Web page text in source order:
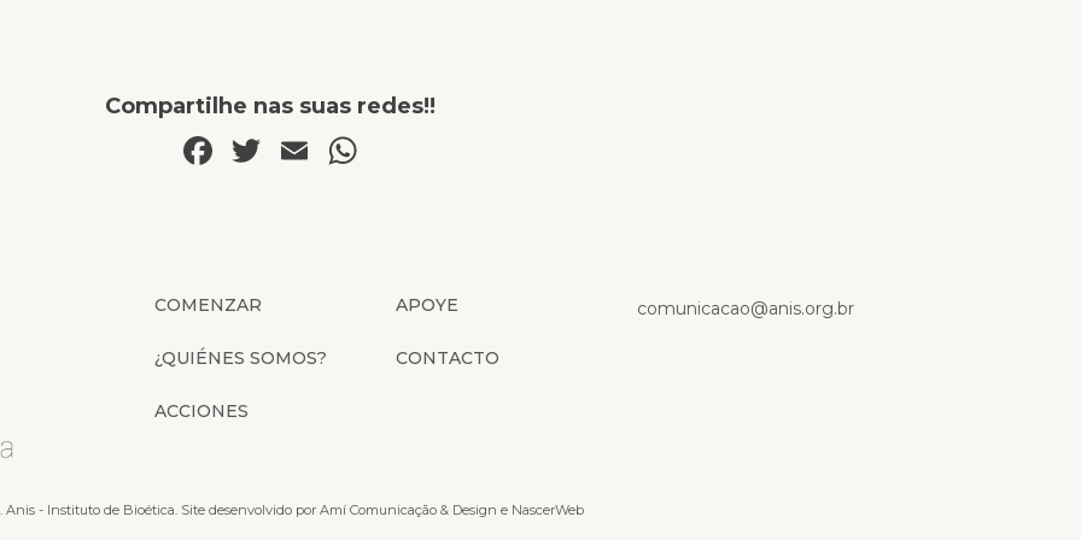
Compartilhe nas suas redes!!
Facebook
Twitter
Email
COMENZAR
¿QUIÉNES SOMOS?
ACCIONES
APOYE
CONTACTO
comunicacao@anis.org.br
Anis - Instituto de Bioética. Site desenvolvido por Amí Comunicação & Design e NascerWeb